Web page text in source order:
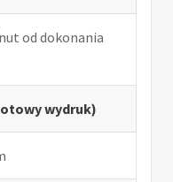
od dokonania
wydruk)